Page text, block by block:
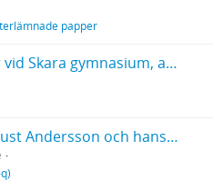
papper
Förteckningar över elever vid Skara gymnasium, apologist- och trivialskolor vårterminen 1826, höstterminen 1830
Brev från Karlfeldt till August Andersson och hans hustru Hilma